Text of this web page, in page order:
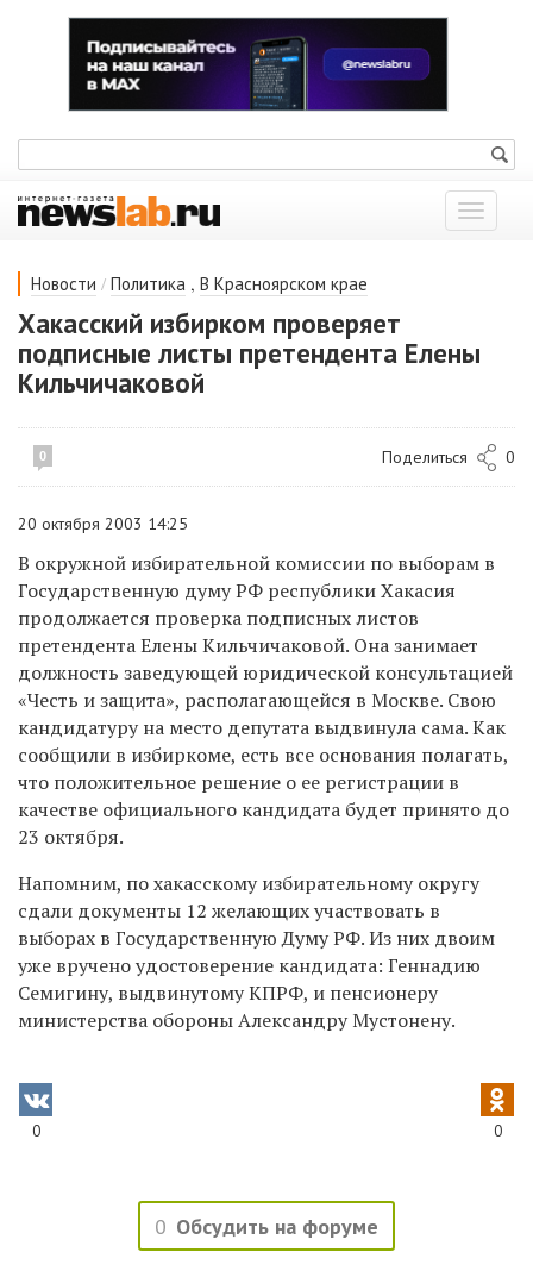
Показать
меню
Новости / Политика , В Красноярском крае
Хакасский избирком проверяет
подписные листы претендента Елены
Кильчичаковой
0 Поделиться 0
20 октября 2003 14:25
В окружной избирательной комиссии по выборам в
Государственную думу РФ республики Хакасия
продолжается проверка подписных листов
претендента Елены Кильчичаковой. Она занимает
должность заведующей юридической консультацией
«Честь и защита», располагающейся в Москве. Свою
кандидатуру на место депутата выдвинула сама. Как
сообщили в избиркоме, есть все основания полагать,
что положительное решение о ее регистрации в
качестве официального кандидата будет принято до
23 октября.
Напомним, по хакасскому избирательному округу
сдали документы 12 желающих участвовать в
выборах в Государственную Думу РФ. Из них двоим
уже вручено удостоверение кандидата: Геннадию
Семигину, выдвинутому КПРФ, и пенсионеру
министерства обороны Александру Мустонену.
0 0
0 Обсудить на форуме